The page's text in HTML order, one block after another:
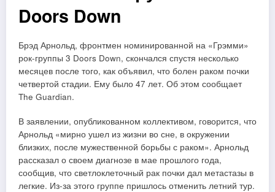
Doors Down
Брэд Арнольд, фронтмен номинированной на «Грэмми»
рок-группы 3 Doors Down, скончался спустя несколько
месяцев после того, как объявил, что болен раком почки
четвертой стадии. Ему было 47 лет. Об этом сообщает
The Guardian.
В заявлении, опубликованном коллективом, говорится, что
Арнольд «мирно ушел из жизни во сне, в окружении
близких, после мужественной борьбы с раком». Арнольд
рассказал о своем диагнозе в мае прошлого года,
сообщив, что светлоклеточный рак почки дал метастазы в
легкие. Из-за этого группе пришлось отменить летний тур.